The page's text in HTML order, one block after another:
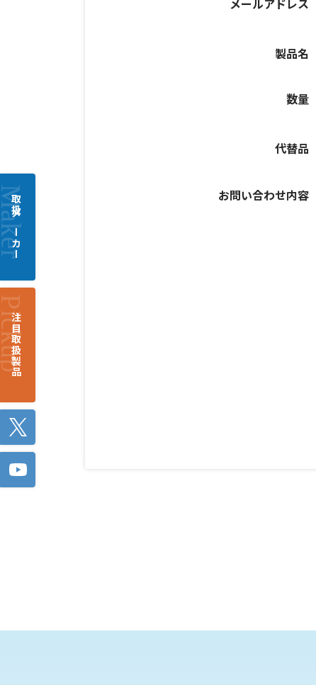
メールアドレス
製品名
数量
代替品
お問い合わせ内容
取扱メーカー
注目取扱製品